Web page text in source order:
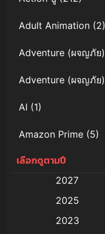
Adult Animation (2)
Adventure (ผจญภัย)
Adventure (ผจญภัย)
AI (1)
Amazon Prime (5)
Anal (ประตูหลัง)
Animation การ์ตูน
เลือกดูตามปี
2027
2025
2023